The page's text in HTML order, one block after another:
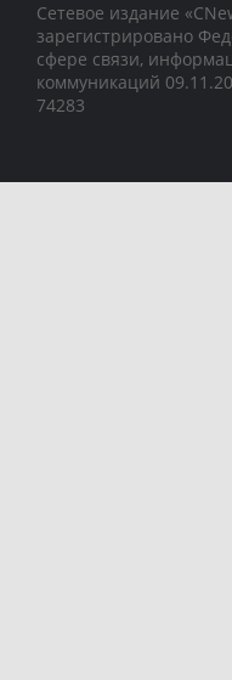
Сетевое издание
зарегистрировано
сфере связи,
коммуникаций
74283